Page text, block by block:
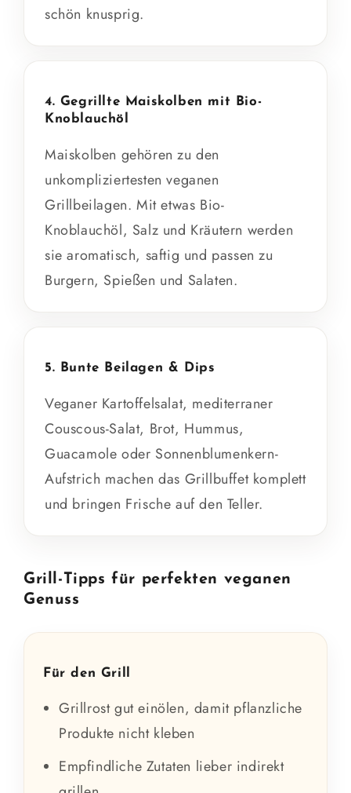
schön knusprig.
4. Gegrillte Maiskolben mit Bio-
Knoblauchöl
Maiskolben gehören zu den
unkompliziertesten veganen
Grillbeilagen. Mit etwas Bio-
Knoblauchöl, Salz und Kräutern werden
sie aromatisch, saftig und passen zu
Burgern, Spießen und Salaten.
5. Bunte Beilagen & Dips
Veganer Kartoffelsalat, mediterraner
Couscous-Salat, Brot, Hummus,
Guacamole oder Sonnenblumenkern-
Aufstrich machen das Grillbuffet komplett
und bringen Frische auf den Teller.
Grill-Tipps für perfekten veganen
Genuss
Für den Grill
Grillrost gut einölen, damit pflanzliche
Produkte nicht kleben
Empfindliche Zutaten lieber indirekt